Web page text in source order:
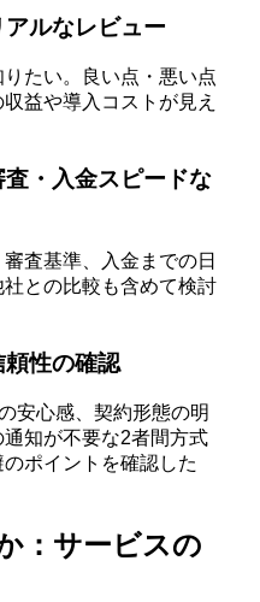
ルなレビュー
たい。良い点・悪い点
益や導入コストが見え
・入金スピードな
査基準、入金までの日
との比較も含めて検討
性の確認
安心感、契約形態の明
知が不要な2者間方式
ポイントを確認した
：サービスの